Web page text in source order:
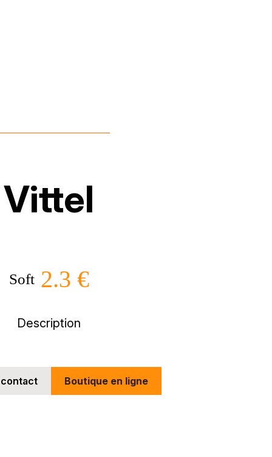
Vittel
Soft 2.3 €
Description
Boutique en ligne